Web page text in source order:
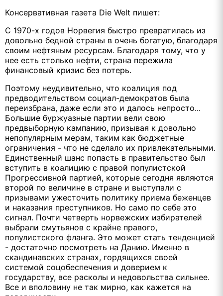
Консервативная газета Die Welt пишет:
С 1970-х годов Норвегия быстро превратилась из
довольно бедной страны в очень богатую, благодаря
своим нефтяным ресурсам. Благодаря тому, что у
нее есть столько нефти, страна пережила
финансовый кризис без потерь.
Поэтому неудивительно, что коалиция под
предводительством социал-демократов была
переизбрана, даже если это и далось непросто...
Большие буржуазные партии вели свою
предвыборную кампанию, призывая к довольно
непопулярным мерам, таким как бюджетные
ограничения - что не сделало их привлекательными.
Единственный шанс попасть в правительство был
вступить в коалицию с правой популистской
Прогрессивной партией, которые сегодня являются
второй по величине в стране и выступали с
призывами ужесточить политику приема беженцев
и наказания преступников. Но само по себе это
сигнал. Почти четверть норвежских избирателей
выбрали смутьянов с крайне правого,
популистского фланга. Это может стать тенденцией
- достаточно посмотреть на Данию. Именно в
скандинавских странах, гордящихся своей
системой соцобеспечения и доверием к
государству, все расколы и недовольства сильнее.
Все и вполовину не так мирно, как кажется на